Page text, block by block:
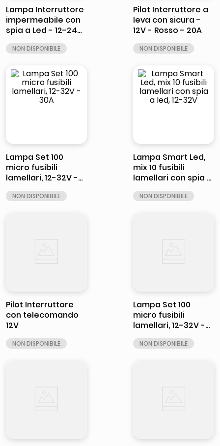
Lampa Interruttore
impermeabile con
spia a Led - 12-24V
- Rosso
Pilot Interruttore a
leva con sicura -
12V - Rosso - 20A
Lampa Set 100
micro fusibili
lamellari, 12-32V -
30A
Lampa Smart Led,
mix 10 fusibili
lamellari con spia a
led, 12-32V
Pilot Interruttore
con telecomando
12V
Lampa Set 100
micro fusibili
lamellari, 12-32V -
10A